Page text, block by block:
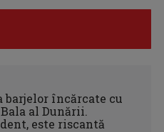
barjelor încărcate cu
al Dunării.
este riscantă